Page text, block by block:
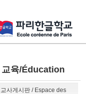
교육/Éducation
교사게시판 / Espace des